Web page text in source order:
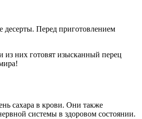
десерты. Перед приготовлением
из них готовят изысканный перец
сахара в крови. Они также
системы в здоровом состоянии.